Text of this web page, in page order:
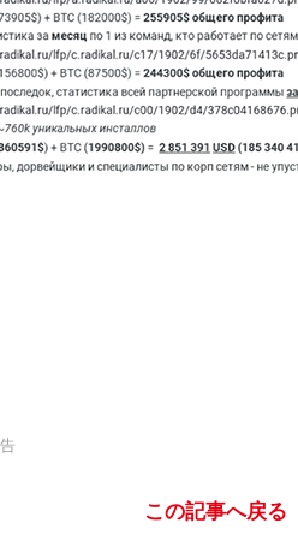
この記事へ戻る